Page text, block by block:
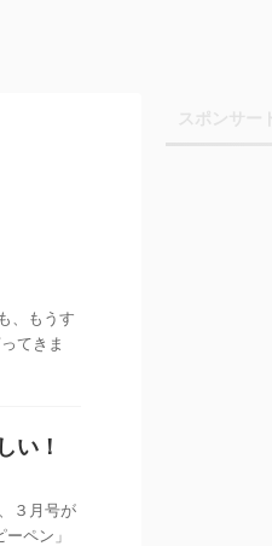
、もうす
てきま
い！
３月号が
ペン」